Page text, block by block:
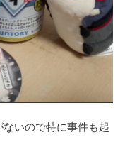
いので特に事件も起